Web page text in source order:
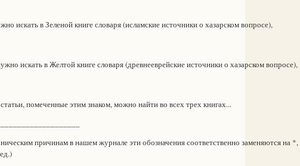
искать в Зеленой книге словаря (исламские источники о хазарском вопросе),
искать в Желтой книге словаря (древнееврейские источники о хазарском вопросе),
помеченные этим знаком, можно найти во всех трех книгах...
причинам в нашем журнале эти обозначения соответственно заменяются